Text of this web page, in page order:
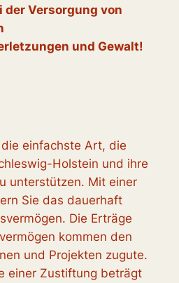
der Versorgung von
und Gewalt!
einfachste Art, die
Holstein und ihre
unterstützen. Mit einer
Sie das dauerhaft
Die Erträge
kommen den
und Projekten zugute.
einer Zustiftung beträgt